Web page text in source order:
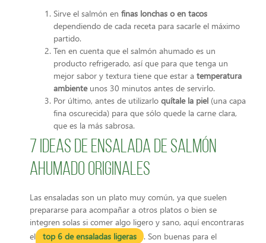
Sirve el salmón en finas lonchas o en tacos
dependiendo de cada receta para sacarle el máximo
partido.
Ten en cuenta que el salmón ahumado es un
producto refrigerado, así que para que tenga un
mejor sabor y textura tiene que estar a temperatura
ambienteunos 30 minutos antes de servirlo.
Por último, antes de utilizarlo quítale la piel (una capa
fina oscurecida) para que sólo quede la carne clara,
que es la más sabrosa.
7 ideas de ensalada de salmón
ahumado originales
Las ensaladas son un plato muy común, ya que suelen
prepararse para acompañar a otros platos o bien se
integren solas si comer algo ligero y sano, aquí encontraras
el
top 6 de ensaladas ligeras
. Son buenas para el